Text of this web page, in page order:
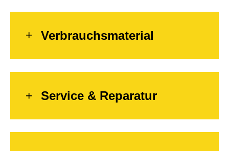
Verbrauchsmaterial
Service & Reparatur